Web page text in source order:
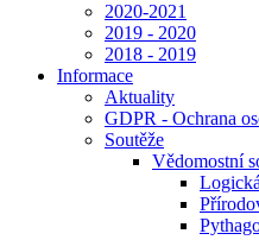
2020-2021
2019 - 2020
2018 - 2019
Informace
Aktuality
GDPR - Ochrana
Soutěže
Vědomostní